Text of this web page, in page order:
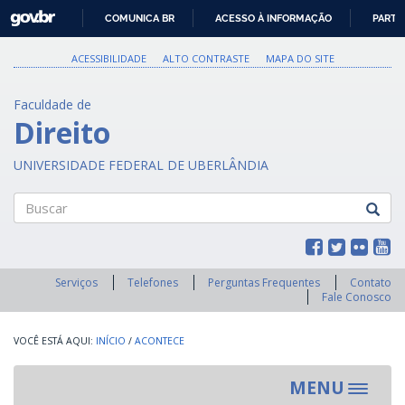
PARA
O
GOVBR
COMUNICA BR ACESSO À INFORMAÇÃO
ACESSIBILIDADE ALTO CONTRASTE MAPA DO SITE
Faculdade de
Direito
UNIVERSIDADE FEDERAL DE UBERLÂNDIA
Serviços Telefones Perguntas Frequentes
Contato
Fale Conosco
INÍCIO / ACONTECE
MENU
Toggle